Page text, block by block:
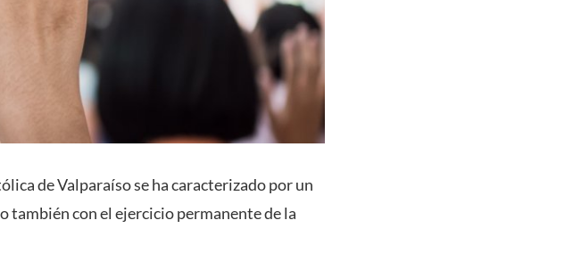
de Valparaíso se ha caracterizado por un
también con el ejercicio permanente de la